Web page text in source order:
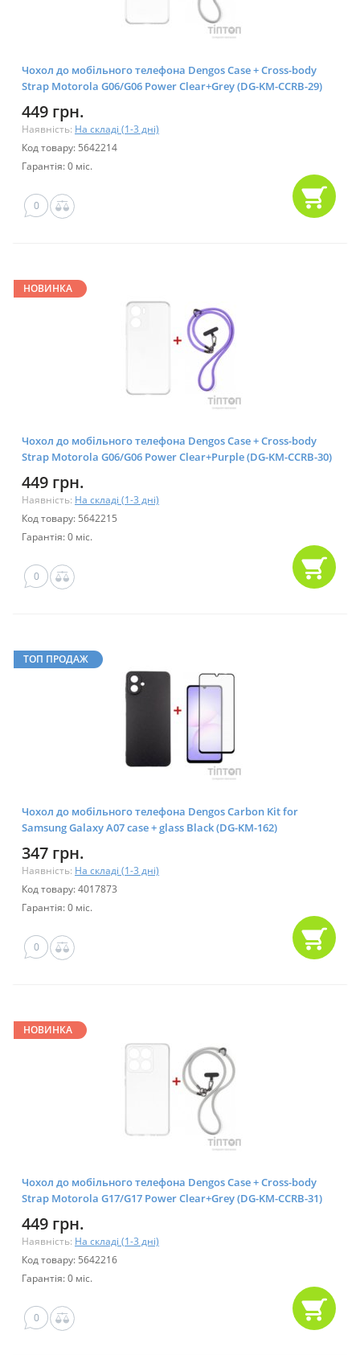
Чохол до мобільного телефона Dengos Case + Cross-body
Strap Motorola G06/G06 Power Clear+Grey (DG-KM-CCRB-29)
449 грн.
Наявність: На складі (1-3 дні)
Код товару: 5642214
Гарантія: 0 міс.
0
НОВИНКА
Чохол до мобільного телефона Dengos Case + Cross-body
Strap Motorola G06/G06 Power Clear+Purple (DG-KM-CCRB-30)
449 грн.
Наявність: На складі (1-3 дні)
Код товару: 5642215
Гарантія: 0 міс.
0
ТОП ПРОДАЖ
Чохол до мобільного телефона Dengos Carbon Kit for
Samsung Galaxy A07 case + glass Black (DG-KM-162)
347 грн.
Наявність: На складі (1-3 дні)
Код товару: 4017873
Гарантія: 0 міс.
0
НОВИНКА
Чохол до мобільного телефона Dengos Case + Cross-body
Strap Motorola G17/G17 Power Clear+Grey (DG-KM-CCRB-31)
449 грн.
Наявність: На складі (1-3 дні)
Код товару: 5642216
Гарантія: 0 міс.
0